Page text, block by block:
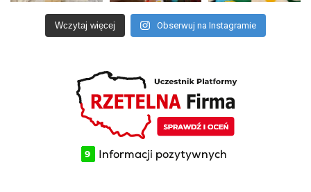
Wczytaj więcej Obserwuj na Instagramie